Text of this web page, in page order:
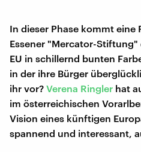
In dieser Phase kommt eine
Essener "Mercator-
EU in schillernd bunten
in der ihre Bürger
ihr vor? Verena Ringler hat
im österreichischen
Vision eines künftigen
spannend und interessant,